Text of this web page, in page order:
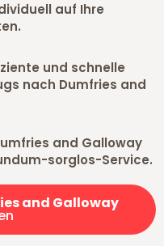
auf Ihre
und schnelle
nach Dumfries and
and Galloway
sorglos-Service.
and Galloway